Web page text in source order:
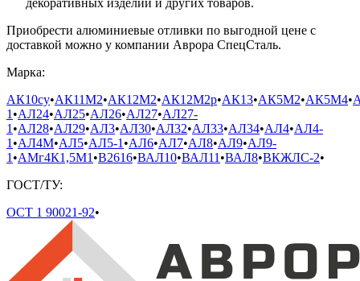
декоративных изделий и других товаров.
Приобрести алюминиевые отливки по выгодной цене с
доставкой можно у компании Аврора СпецСталь.
Марка:
АК10су•АК11М2•АК12М2•АК12М2р•АК13•АК5М2•АК5М4•
1•АЛ24•АЛ25•АЛ26•АЛ27•АЛ27-
1•АЛ28•АЛ29•АЛ3•АЛ30•АЛ32•АЛ33•АЛ34•АЛ4•АЛ4-
1•АЛ4М•АЛ5•АЛ5-1•АЛ6•АЛ7•АЛ8•АЛ9•АЛ9-
1•АМг4К1,5М1•В2616•ВАЛ10•ВАЛ11•ВАЛ8•ВКЖЛС-2•
ГОСТ/ТУ:
ОСТ 1 90021-92•